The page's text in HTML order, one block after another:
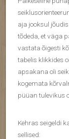
aja jooksul
tõdeda, et väga
vastata õigesti
tabelis klikkides
apsakana oli
kogemata
püüan tulevikus
Kehras seigeldi
sellised: